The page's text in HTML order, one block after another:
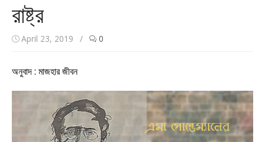
রাষ্ট্র
April 23, 2019 / 0
অনুবাদ : মাজহার জীবন